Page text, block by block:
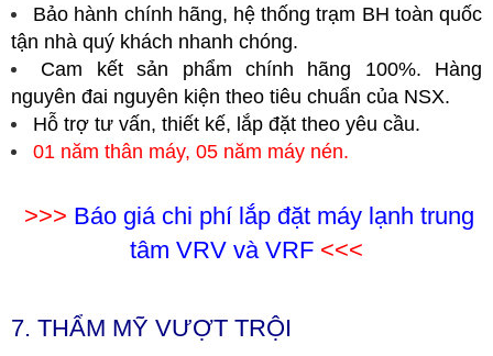
Bảo hành chính hãng, hệ thống trạm BH toàn quốc
tận nhà quý khách nhanh chóng.
Cam kết sản phẩm chính hãng 100%. Hàng
nguyên đai nguyên kiện theo tiêu chuẩn của NSX.
Hỗ trợ tư vấn, thiết kế, lắp đặt theo yêu cầu.
01 năm thân máy, 05 năm máy nén.
>>> Báo giá chi phí lắp đặt máy lạnh trung
tâm VRV và VRF <<<
7. THẨM MỸ VƯỢT TRỘI